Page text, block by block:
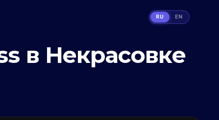
в Некрасовке
RU EN